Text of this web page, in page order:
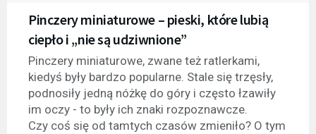
Pinczery miniaturowe – pieski, które lubią
ciepło i „nie są udziwnione”
Pinczery miniaturowe, zwane też ratlerkami,
kiedyś były bardzo popularne. Stale się trzęsły,
podnosiły jedną nóżkę do góry i często łzawiły
im oczy - to były ich znaki rozpoznawcze.
Czy coś się od tamtych czasów zmieniło? O tym